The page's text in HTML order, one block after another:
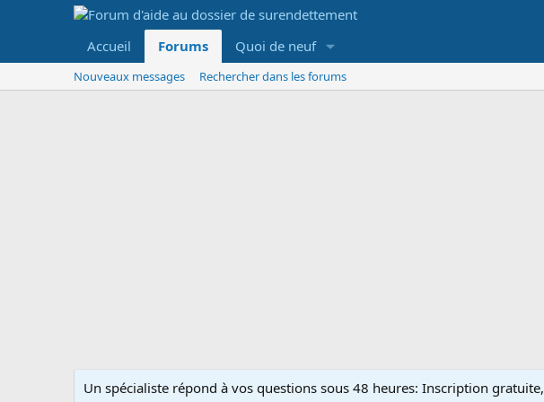
Accueil Forums Quoi de neuf
Nouveaux messages Rechercher dans les forums
Un spécialiste répond à vos questions sous 48 heures: Inscription gratuite,